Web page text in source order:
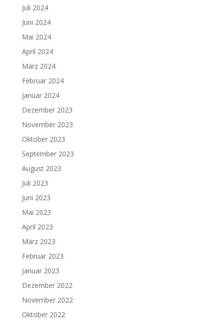
Juli 2024
Juni 2024
Mai 2024
April 2024
März 2024
Februar 2024
Januar 2024
Dezember 2023
November 2023
Oktober 2023
September 2023
August 2023
Juli 2023
Juni 2023
Mai 2023
April 2023
März 2023
Februar 2023
Januar 2023
Dezember 2022
November 2022
Oktober 2022